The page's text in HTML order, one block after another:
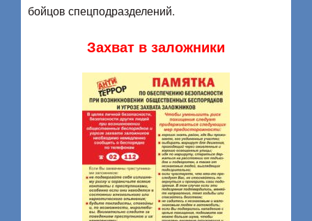
бойцов спецподразделений.
Захват в заложники